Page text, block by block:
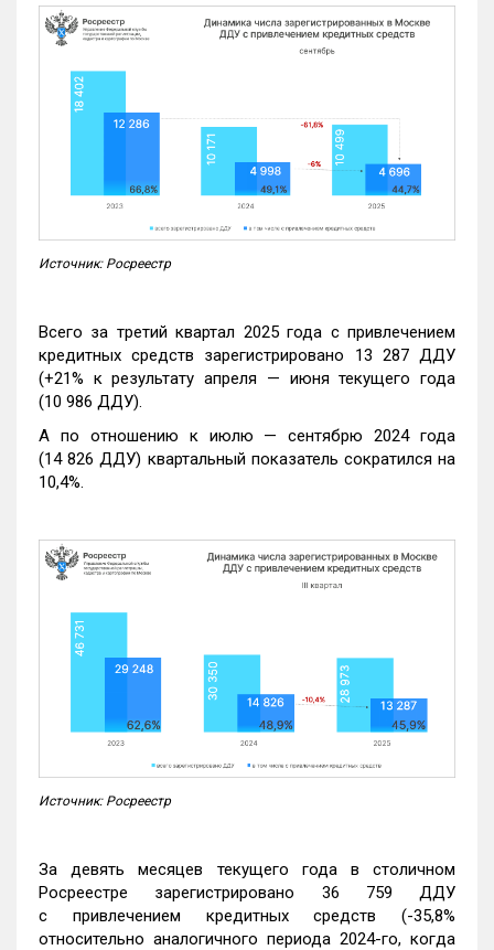
Источник: Росреестр
Всего за третий квартал 2025 года с привлечением
кредитных средств зарегистрировано 13 287 ДДУ
(+21% к результату апреля — июня текущего года
(10 986 ДДУ).
А по отношению к июлю — сентябрю 2024 года
(14 826 ДДУ) квартальный показатель сократился на
10,4%.
Источник: Росреестр
За девять месяцев текущего года в столичном
Росреестре зарегистрировано 36 759 ДДУ
с привлечением кредитных средств (-35,8%
относительно аналогичного периода 2024-го, когда